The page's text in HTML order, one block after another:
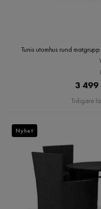
Tunis utomhus rund
3 499
Tidigare
Nyhet